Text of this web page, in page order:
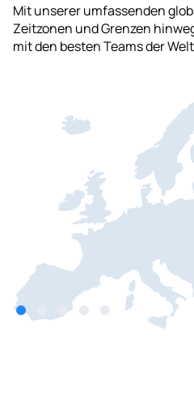
Mit unserer umfassenden
Zeitzonen und Grenzen
mit den besten Teams der